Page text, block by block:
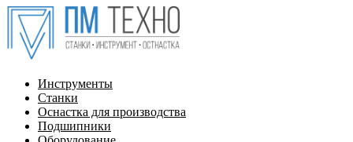
Инструменты
Станки
Оснастка для производства
Подшипники